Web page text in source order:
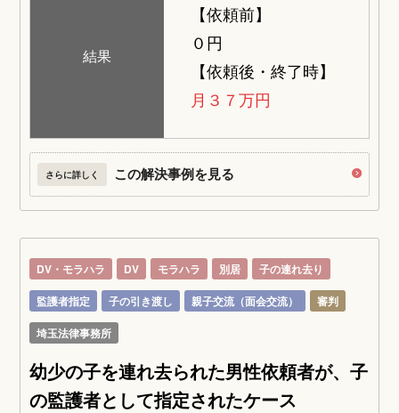
結果
【依頼前】
０円
【依頼後・終了時】
月３７万円
さらに詳しく この解決事例を見る
DV・モラハラ DV モラハラ 別居
子の連れ去り
監護者指定
子の引き渡し 親子交流（面会交流）
審判
埼玉法律事務所
幼少の子を連れ去られた男性依頼者が、子
の監護者として指定されたケース